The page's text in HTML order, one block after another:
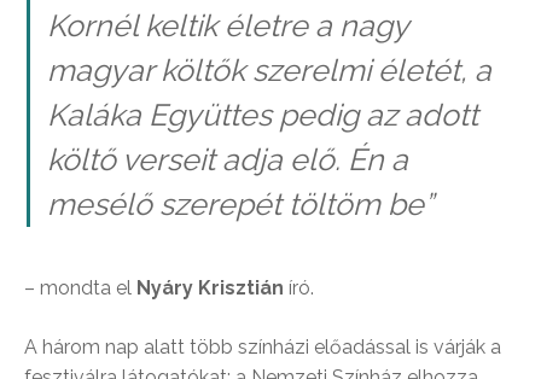
Kornél keltik életre a nagy
magyar költők szerelmi életét, a
Kaláka Együttes pedig az adott
költő verseit adja elő. Én a
mesélő szerepét töltöm be”
– mondta el Nyáry Krisztián író.
A három nap alatt több színházi előadással is várják a